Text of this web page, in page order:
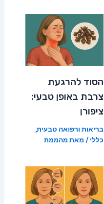
הסוד להרגעת
צרבת באופן טבעי:
ציפורן
בריאות ורפואה טבעית,
כללי / מאת מהממת